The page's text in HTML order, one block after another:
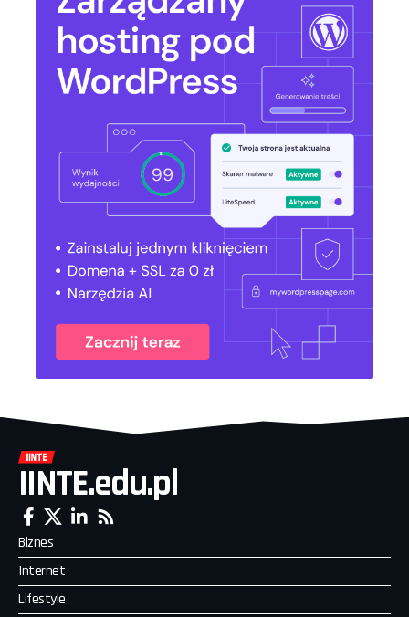
IINTE.edu.pl
Biznes
Internet
Lifestyle